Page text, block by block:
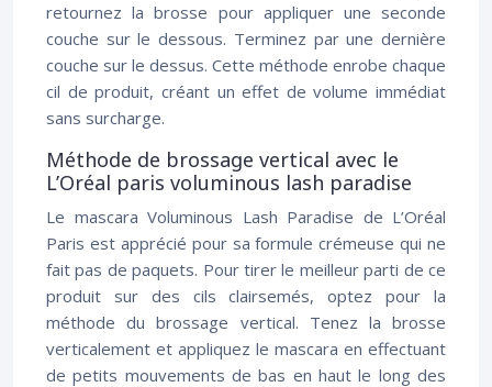
retournez la brosse pour appliquer une seconde
couche sur le dessous. Terminez par une dernière
couche sur le dessus. Cette méthode enrobe chaque
cil de produit, créant un effet de volume immédiat
sans surcharge.
Méthode de brossage vertical avec le
L’Oréal paris voluminous lash paradise
Le mascara Voluminous Lash Paradise de L’Oréal
Paris est apprécié pour sa formule crémeuse qui ne
fait pas de paquets. Pour tirer le meilleur parti de ce
produit sur des cils clairsemés, optez pour la
méthode du brossage vertical. Tenez la brosse
verticalement et appliquez le mascara en effectuant
de petits mouvements de bas en haut le long des